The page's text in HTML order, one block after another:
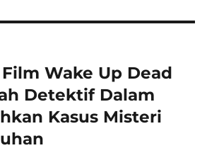
Wake Up Dead
Detektif Dalam
Kasus Misteri